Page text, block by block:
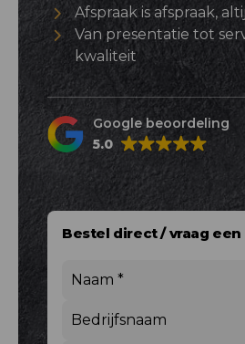
Afspraak is afspraak,
Van presentatie tot
kwaliteit
Google beoordeling
5.0
Bestel direct / vraag